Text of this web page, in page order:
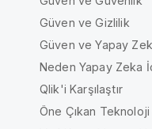
Güven ve Gizlilik
Güven ve Yapay
Neden Yapay Zeka
Qlik'i Karşılaştır
Öne Çıkan Teknoloji